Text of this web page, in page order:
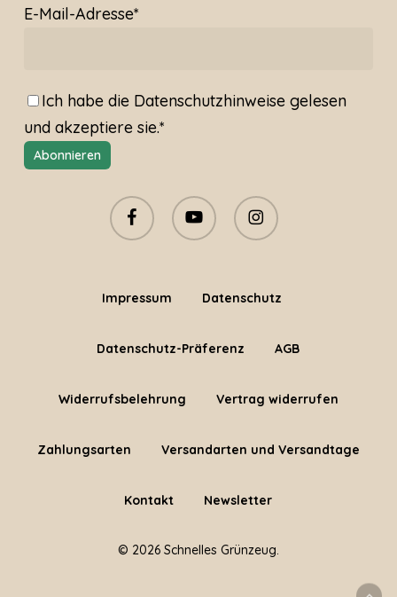
E-Mail-Adresse*
Ich habe die Datenschutzhinweisegelesen
und akzeptiere sie.*
facebook youtube instagram
Impressum Datenschutz
Datenschutz-Präferenz AGB
Widerrufsbelehrung Vertrag widerrufen
Zahlungsarten Versandarten und Versandtage
Kontakt Newsletter
© 2026 Schnelles Grünzeug.